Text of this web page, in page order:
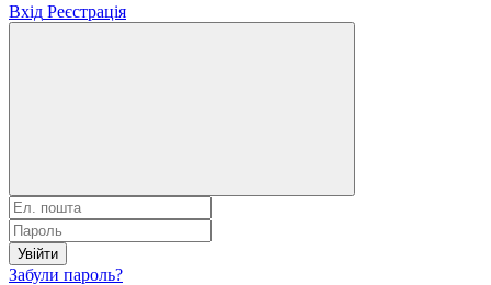
Вхід Реєстрація
Увійти
Забули пароль?